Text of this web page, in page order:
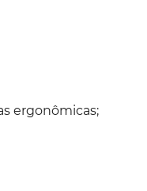
ergonômicas;